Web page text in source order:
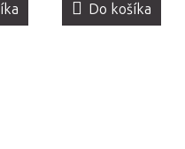
Do košíka